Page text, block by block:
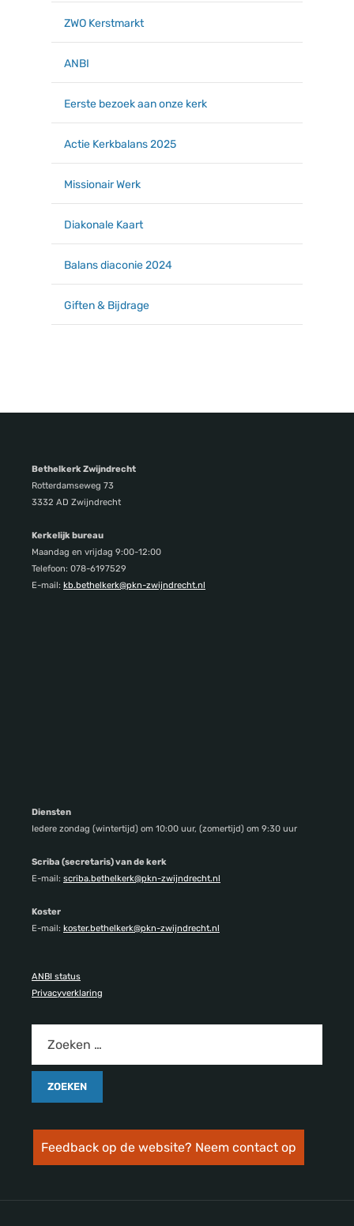
ZWO Kerstmarkt
ANBI
Eerste bezoek aan onze kerk
Actie Kerkbalans 2025
Missionair Werk
Diakonale Kaart
Balans diaconie 2024
Giften & Bijdrage
Bethelkerk Zwijndrecht
Rotterdamseweg 73
3332 AD Zwijndrecht
Kerkelijk bureau
Maandag en vrijdag 9:00-12:00
Telefoon: 078-6197529
E-mail: kb.bethelkerk@pkn-zwijndrecht.nl
Diensten
Iedere zondag (wintertijd) om 10:00 uur, (zomertijd) om 9:30 uur
Scriba (secretaris) van de kerk
E-mail: scriba.bethelkerk@pkn-zwijndrecht.nl
Koster
E-mail: koster.bethelkerk@pkn-zwijndrecht.nl
ANBI status
Privacyverklaring
Feedback op de website? Neem contact op